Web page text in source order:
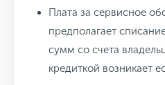
Плата за сервисное
предполагает
сумм со счета
кредиткой возникает